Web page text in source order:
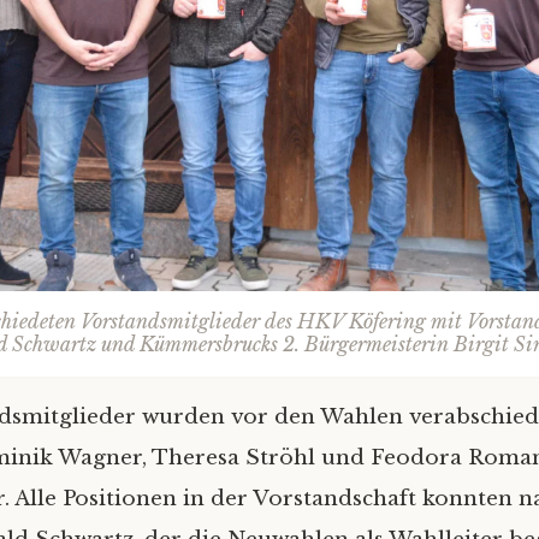
Vorstandsmitglieder des HKV Köfering mit
und Kümmersbrucks 2. Bürgermeisterin Birgit
wurden vor den Wahlen
Wagner, Theresa Ströhl und Feodora
Alle Positionen in der Vorstandschaft konnten